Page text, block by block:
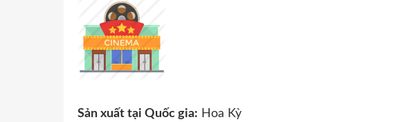
Sản xuất tại Quốc gia: Hoa Kỳ